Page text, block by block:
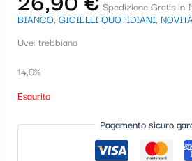
Spedizione Gratis in
BIANCO, GIOIELLI QUOTIDIANI,
Uve: trebbiano
14,0%
Esaurito
Pagamento sicuro
u
n
a
c